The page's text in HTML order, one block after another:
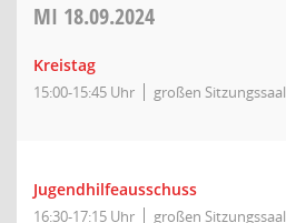
MI 18.09.2024
Kreistag
15:00-15:45 Uhr großen Sitzungssaal
Jugendhilfeausschuss
16:30-17:15 Uhr großen Sitzungssaal